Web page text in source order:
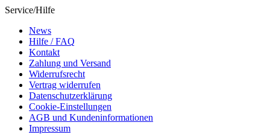
Service/Hilfe
News
Hilfe / FAQ
Kontakt
Zahlung und Versand
Widerrufsrecht
Vertrag widerrufen
Datenschutzerklärung
Cookie-Einstellungen
AGB und Kundeninformationen
Impressum